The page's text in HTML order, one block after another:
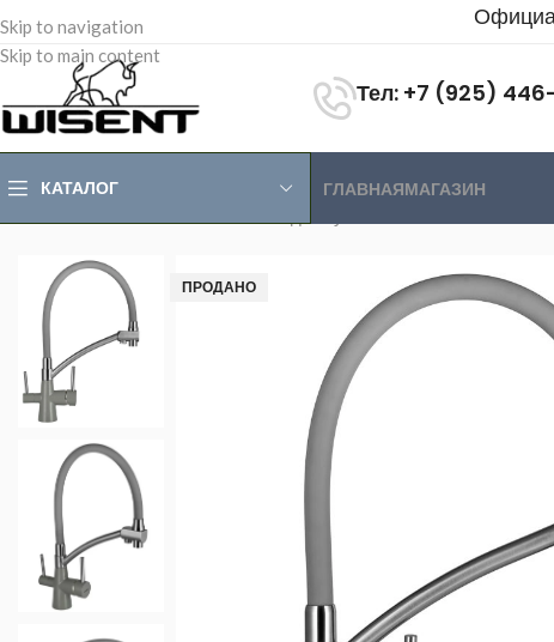
Skip to navigation
Skip to main content
Тел: +7 (925)
КАТАЛОГ ГЛАВНАЯМАГАЗИН
ПРОДАНО